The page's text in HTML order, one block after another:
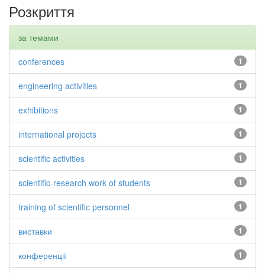
Розкриття
за темами
1
conferences
1
engineering activities
1
exhibitions
1
international projects
1
scientific activities
1
scientific-research work of students
1
training of scientific personnel
1
виставки
1
конференції